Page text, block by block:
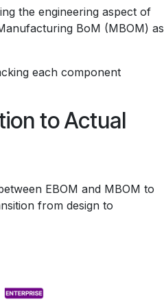
the engineering aspect of
BoM (MBOM) as
each component
to Actual
EBOM and MBOM to
from design to